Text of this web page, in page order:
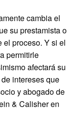
cambia el
su prestamista o
el proceso. Y si el
permitirle
afectará su
intereses que
y abogado de
& Calisher en